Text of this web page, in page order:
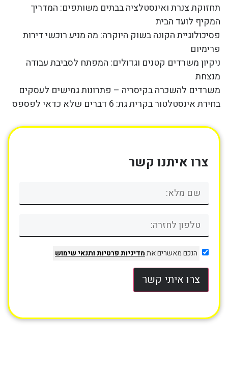
תחזוקת צנרת ואינסטלציה בבתים משותפים: המדריך
המקיף לועד הבית
פסיכולוגיית הקונה בשוק היוקרה: מה מניע רוכשי דירות
פרימיום
ניקיון משרדים קטנים וגדולים: המפתח לסביבת עבודה
מנצחת
משרדים להשכרה בקיסריה – פתרונות גמישים לעסקים
בחירת אינסטלטור בקרית גת: 6 דברים שלא כדאי לפספס
צרו איתנו קשר
הנכם מאשרים אתמדיניות פרטיותותנאי שימוש
צרו איתי קשר